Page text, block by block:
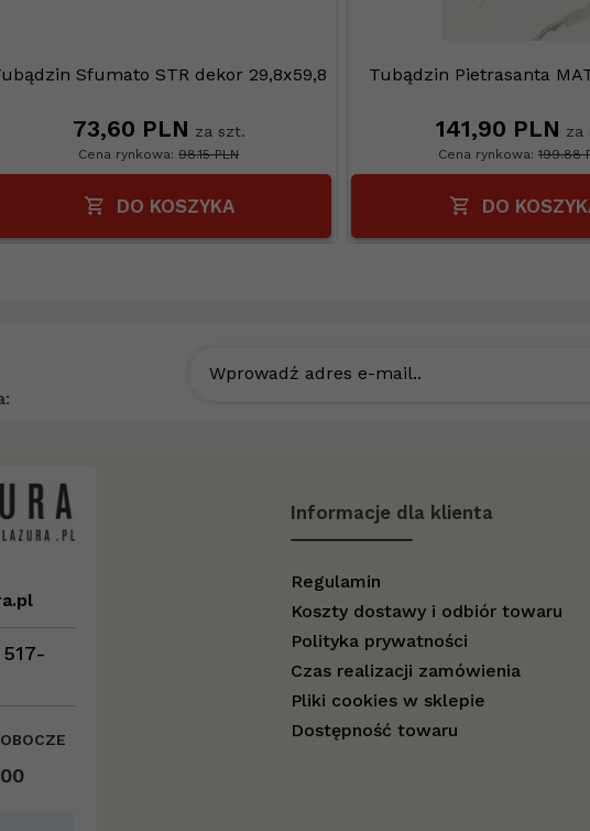
Sfumato STR dekor 29,8x59,8
73,60 PLN za szt.
Cena rynkowa: 98.15 PLN
DO KOSZYKA
Tubądzin Pietrasanta
141,90 PLN za
Cena rynkowa: 199.88
DO
Wprowadź adres e-mail..
Informacje dla klienta
Regulamin
Koszty dostawy i odbiór towaru
Polityka prywatności
Czas realizacji zamówienia
Pliki cookies w sklepie
Dostępność towaru